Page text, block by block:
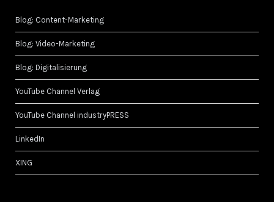
Blog: Content-Marketing
Blog: Video-Marketing
Blog: Digitalisierung
YouTube Channel Verlag
YouTube Channel industryPRESS
LinkedIn
XING